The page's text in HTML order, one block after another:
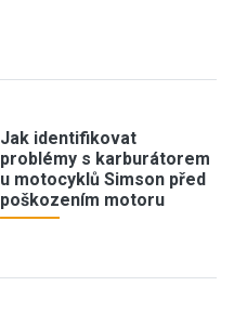
Jak identifikovat
problémy s karburátorem
u motocyklů Simson před
poškozením motoru